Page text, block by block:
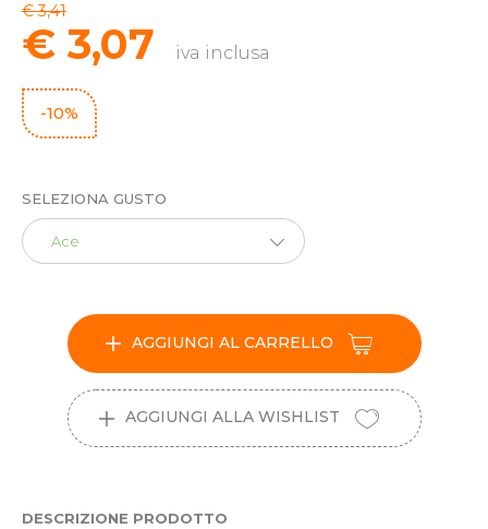
€ 3,41
€ 3,07 iva inclusa
-10%
SELEZIONA GUSTO
Ace
AGGIUNGI AL CARRELLO
AGGIUNGI ALLA WISHLIST
DESCRIZIONE PRODOTTO